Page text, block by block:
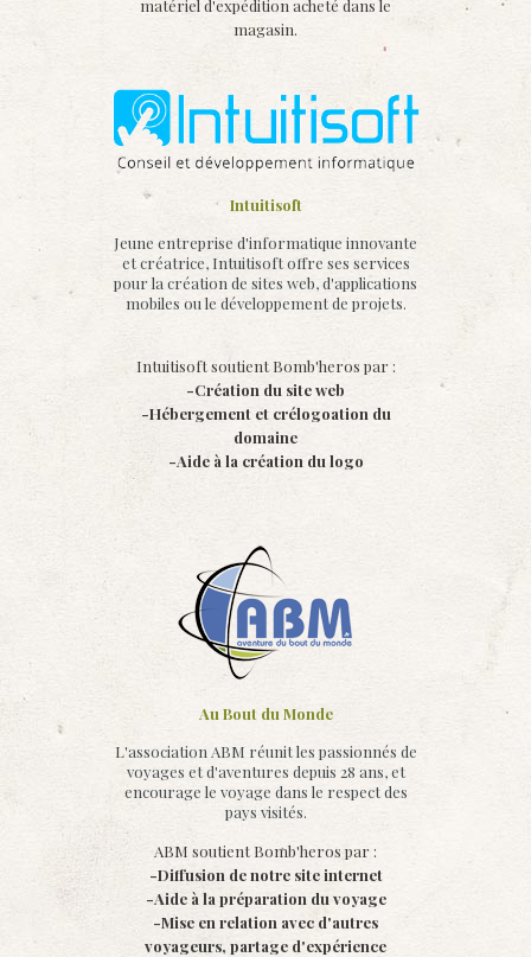
matériel d'expédition acheté dans le
magasin.
Intuitisoft
Jeune entreprise d'informatique innovante
et créatrice, Intuitisoft offre ses services
pour la création de sites web, d'applications
mobiles ou le développement de projets.
Intuitisoft soutient Bomb'heros par :
-Création du site web
-Hébergement et crélogoation du
domaine
-Aide à la création du logo
Au Bout du Monde
L'association ABM réunit les passionnés de
voyages et d'aventures depuis 28 ans, et
encourage le voyage dans le respect des
pays visités.
ABM soutient Bomb'heros par :
-Diffusion de notre site internet
-Aide à la préparation du voyage
-Mise en relation avec d'autres
voyageurs, partage d'expérience